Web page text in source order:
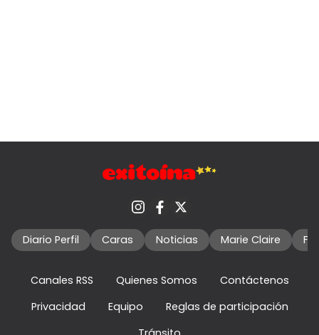
Diario Perfil Caras Noticias Marie Claire
Canales RSS Quienes Somos
Contáctenos
Privacidad
Equipo
Reglas de participación